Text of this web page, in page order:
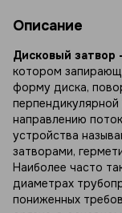
Описание
Дисковый затвор
котором
форму диска,
направлению
устройства
затворами,
Наиболее часто
диаметрах
пониженных